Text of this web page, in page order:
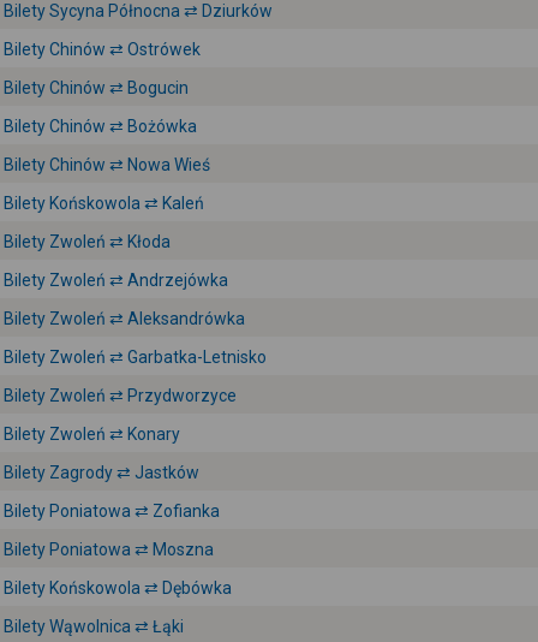
Bilety Sycyna Północna ⇄ Dziurków
Bilety Chinów ⇄ Ostrówek
Bilety Chinów ⇄ Bogucin
Bilety Chinów ⇄ Bożówka
Bilety Chinów ⇄ Nowa Wieś
Bilety Końskowola ⇄ Kaleń
Bilety Zwoleń ⇄ Kłoda
Bilety Zwoleń ⇄ Andrzejówka
Bilety Zwoleń ⇄ Aleksandrówka
Bilety Zwoleń ⇄ Garbatka-Letnisko
Bilety Zwoleń ⇄ Przydworzyce
Bilety Zwoleń ⇄ Konary
Bilety Zagrody ⇄ Jastków
Bilety Poniatowa ⇄ Zofianka
Bilety Poniatowa ⇄ Moszna
Bilety Końskowola ⇄ Dębówka
Bilety Wąwolnica ⇄ Łąki